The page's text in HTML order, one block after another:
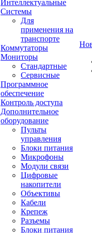
Интеллектуальные
Системы
Для
применения на
транспорте
Коммутаторы
Мониторы
Стандартные
Сервисные
Программное
обеспечение
Контроль доступа
Дополнительное
оборудование
Пульты
управления
Блоки питания
Микрофоны
Модули связи
Цифровые
накопители
Объективы
Кабели
Крепеж
Разъемы
Блоки питания